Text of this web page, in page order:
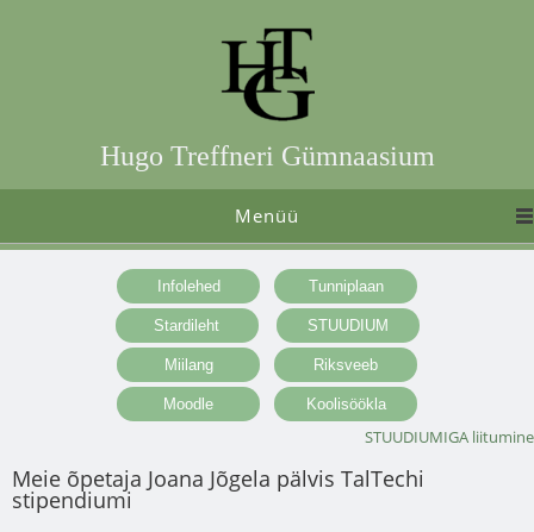
Hugo Treffneri Gümnaasium
Menüü
STUUDIUMIGA liitumine
Meie õpetaja Joana Jõgela pälvis TalTechi
stipendiumi